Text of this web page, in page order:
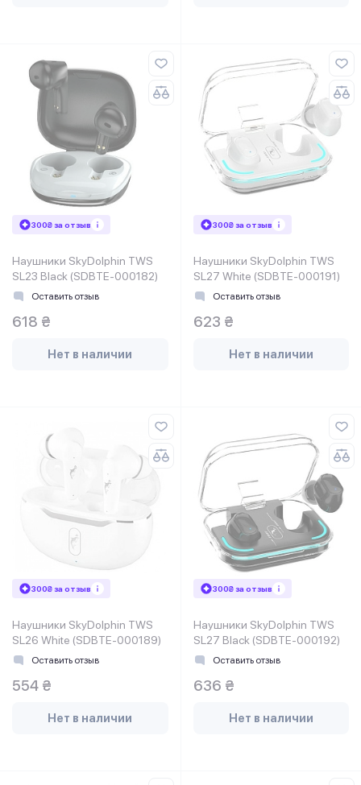
300₴ за отзыв
Наушники SkyDolphin TWS
SL23 Black (SDBTE-000182)
Оставить отзыв
618 ₴
Нет в наличии
300₴ за отзыв
Наушники SkyDolphin TWS
SL27 White (SDBTE-000191)
Оставить отзыв
623 ₴
Нет в наличии
300₴ за отзыв
Наушники SkyDolphin TWS
SL26 White (SDBTE-000189)
Оставить отзыв
554 ₴
Нет в наличии
300₴ за отзыв
Наушники SkyDolphin TWS
SL27 Black (SDBTE-000192)
Оставить отзыв
636 ₴
Нет в наличии